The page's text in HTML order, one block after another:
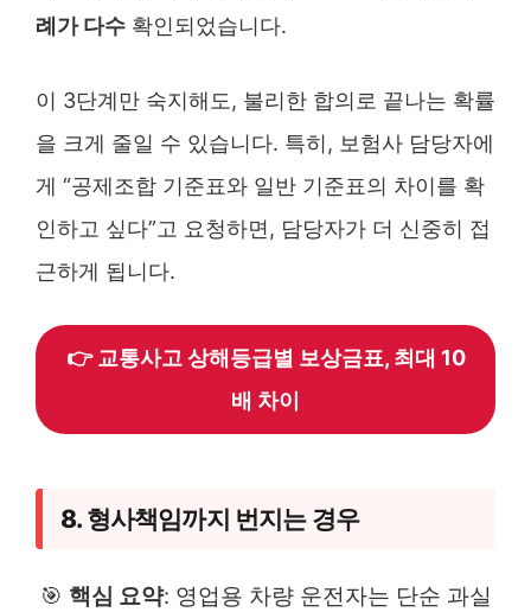
례가 다수 확인되었습니다.
이 3단계만 숙지해도, 불리한 합의로 끝나는 확률
을 크게 줄일 수 있습니다. 특히, 보험사 담당자에
게 “공제조합 기준표와 일반 기준표의 차이를 확
인하고 싶다”고 요청하면, 담당자가 더 신중히 접
근하게 됩니다.
👉 교통사고 상해등급별 보상금표, 최대 10
배 차이
8. 형사책임까지 번지는 경우
🎯 핵심 요약: 영업용 차량 운전자는 단순 과실